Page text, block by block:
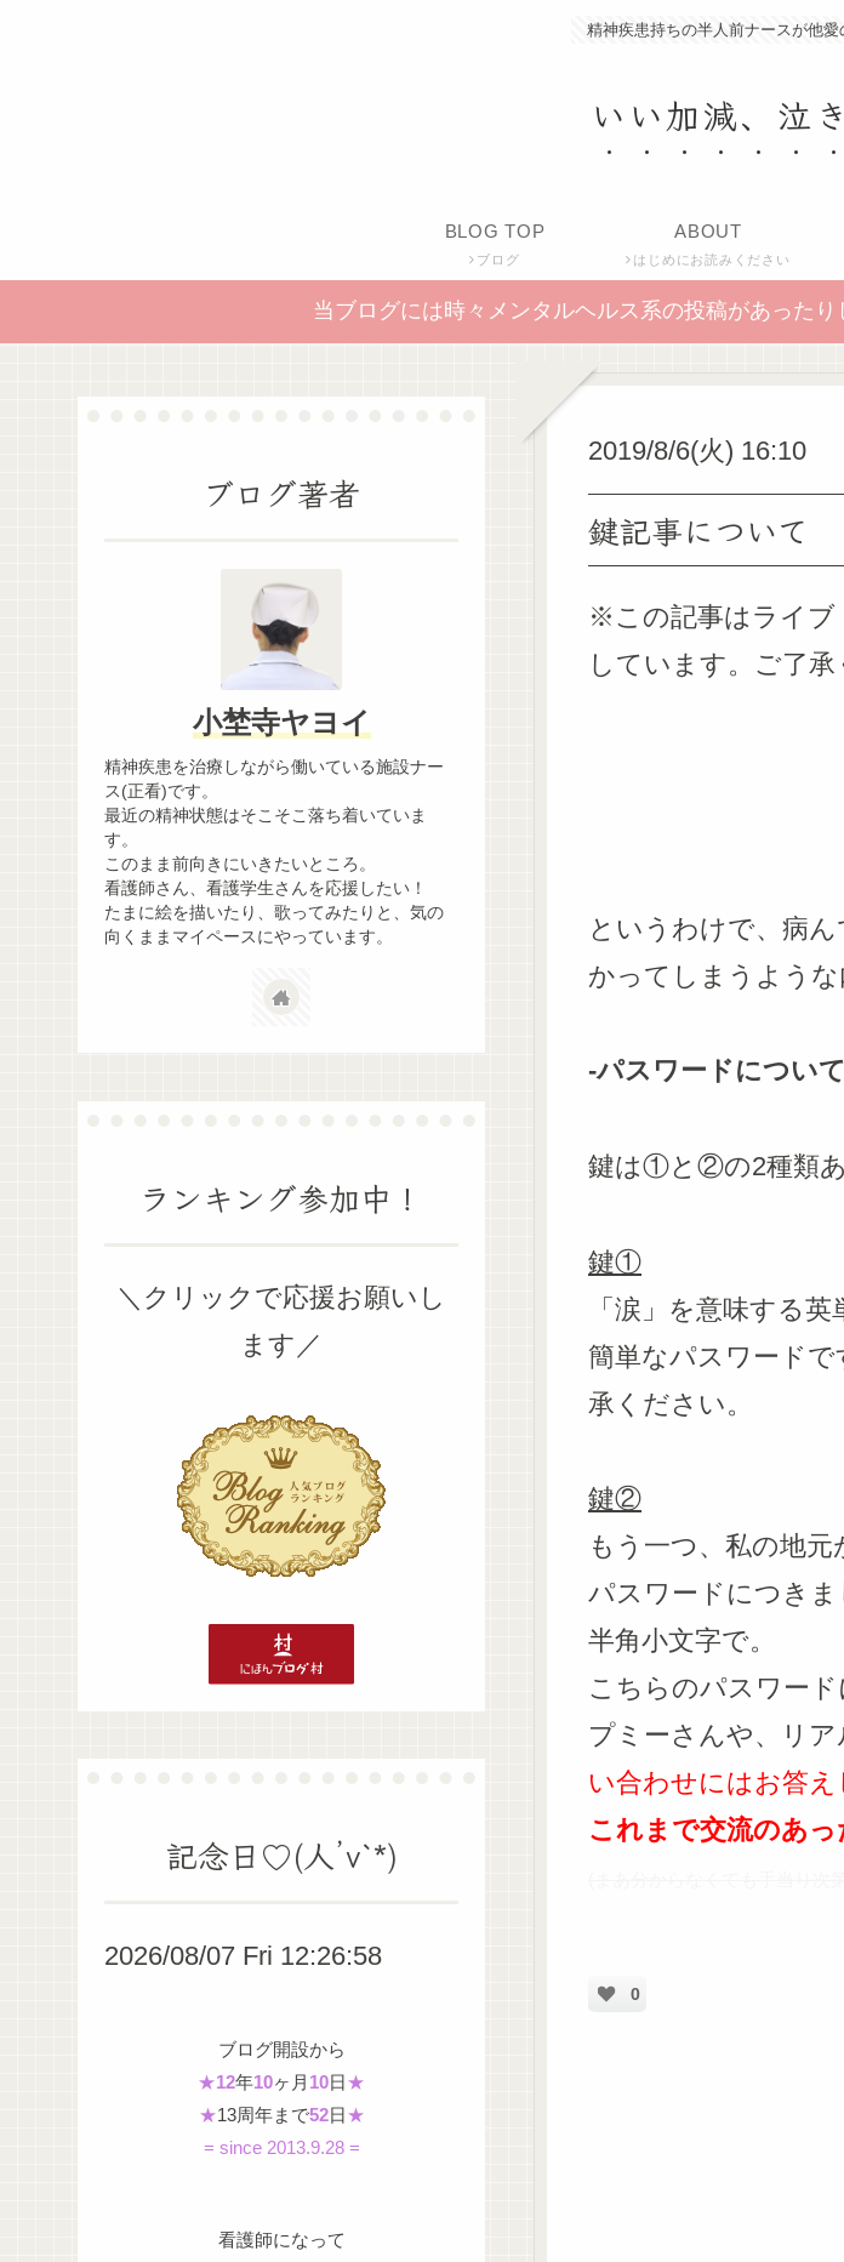
精神疾患持ちの半人前ナースが他
いい加減、泣
BLOG TOP
ブログ
ABOUT
はじめにお読みください
当ブログには時々メンタルヘルス系の投稿があった
2019/8/6(火) 16:10
鍵記事について
※この記事はライブ
しています。ご了承
というわけで、病
かってしまうような
‐パスワードについ
鍵は①と②の2種類あ
鍵①
「涙」を意味する
簡単なパスワードで
承ください。
鍵②
もう一つ、私の地
パスワードにつき
半角小文字で。
こちらのパスワー
プミーさんや、リ
い合わせにはお答え
これまで交流のあ
0
ブログ著者
小埜寺ヤヨイ
精神疾患を治療しながら働いている施設ナー
ス(正看)です。
最近の精神状態はそこそこ落ち着いていま
す。
このまま前向きにいきたいところ。
看護師さん、看護学生さんを応援したい！
たまに絵を描いたり、歌ってみたりと、気の
向くままマイペースにやっています。
ランキング参加中！
＼クリックで応援お願いし
ます／
記念日♡(人’v`*)
2026/08/07 Fri 12:26:59
ブログ開設から
★12年10ヶ月 10日★
★13周年まで52日★
= since 2013.9.28 =
看護師になって